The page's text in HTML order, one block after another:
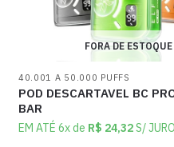
FORA DE ESTOQUE
40.001 A 50.000 PUFFS
POD DESCARTAVEL BC
BAR
EM ATÉ 6x de R$ 24,32S/